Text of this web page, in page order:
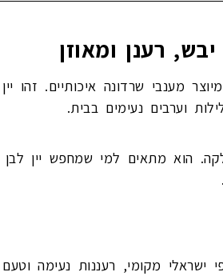
רענן ומאוזן
מענבי שרדונה איכותיים. זהו
וערבים נעימים בבית.
הוא מתאים למי שמחפש יין
ישראלי מקומי, רעננות נעימה